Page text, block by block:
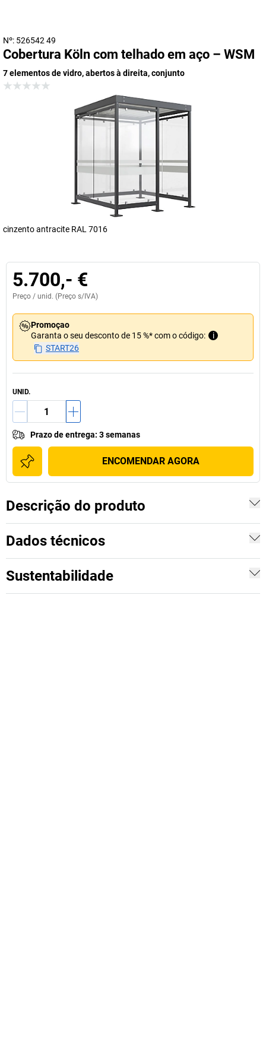
Nº: 526542 49
Cobertura Köln com telhado em aço – WSM
7 elementos de vidro, abertos à direita, conjunto
cinzento antracite RAL 7016
5.700,- €
Preço / unid. (Preço s/IVA)
Promoçao
Garanta o seu desconto de 15 %* com o código:
i
START26
UNID.
Prazo de entrega: 3 semanas
ENCOMENDAR AGORA
Descrição do produto
Dados técnicos
Sustentabilidade